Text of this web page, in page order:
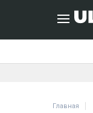
Главная